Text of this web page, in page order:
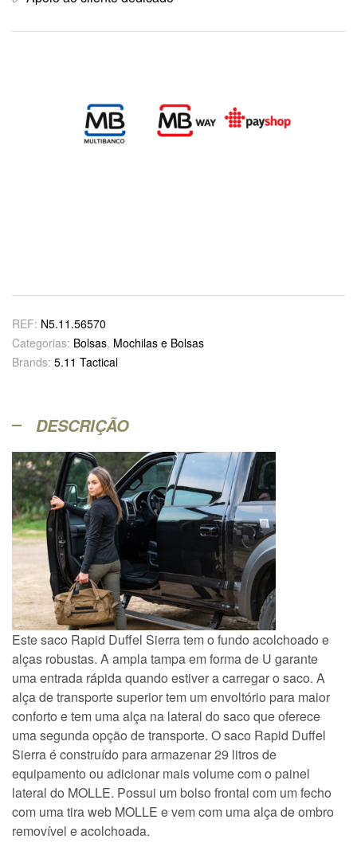
REF: N5.11.56570
Categorias: Bolsas, Mochilas e Bolsas
Brands: 5.11 Tactical
DESCRIÇÃO
Este saco Rapid Duffel Sierra tem o fundo acolchoado e
alças robustas. A ampla tampa em forma de U garante
uma entrada rápida quando estiver a carregar o saco. A
alça de transporte superior tem um envoltório para maior
conforto e tem uma alça na lateral do saco que oferece
uma segunda opção de transporte. O saco Rapid Duffel
Sierra é construído para armazenar 29 litros de
equipamento ou adicionar mais volume com o painel
lateral do MOLLE. Possui um bolso frontal com um fecho
com uma tira web MOLLE e vem com uma alça de ombro
removível e acolchoada.